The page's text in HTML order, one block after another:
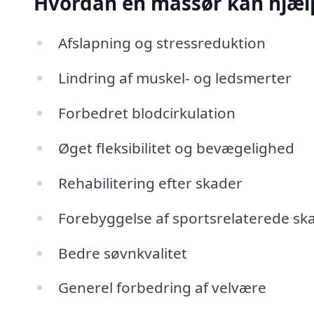
Afslapning og stressreduktion
Lindring af muskel- og ledsmerter
Forbedret blodcirkulation
Øget fleksibilitet og bevægelighed
Rehabilitering efter skader
Forebyggelse af sportsrelaterede
Bedre søvnkvalitet
Generel forbedring af velvære